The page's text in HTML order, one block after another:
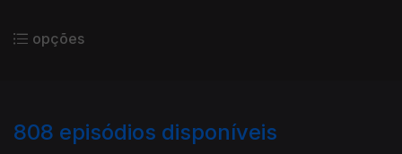
opções
808 episódios disponíveis